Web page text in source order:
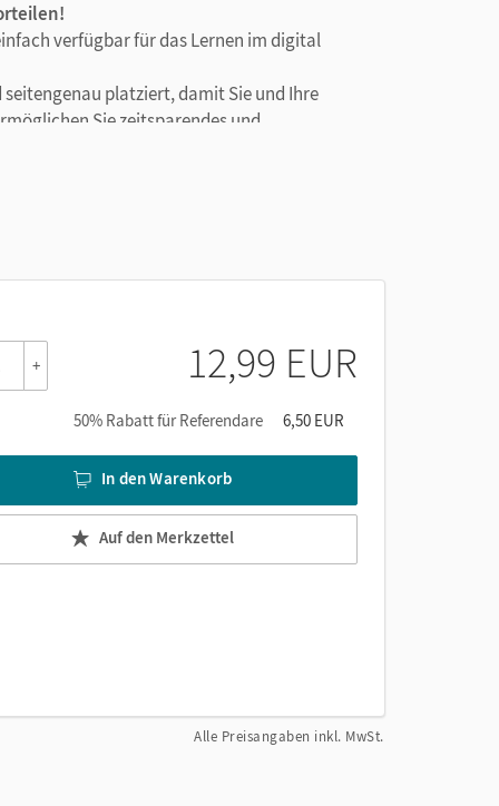
verfügbar für das Lernen im digital
seitengenau platziert, damit Sie und Ihre
Sie zeitsparendes und
Suchen.
+ 12,99 EUR
50% Rabatt für Referendare 6,50 EUR
In den Warenkorb
Auf den Merkzettel
Alle Preisangaben inkl. MwSt.